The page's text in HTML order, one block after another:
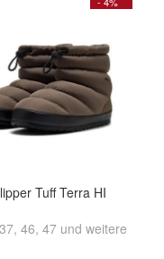
Tuff Terra HI
37, 46, 47 und weitere